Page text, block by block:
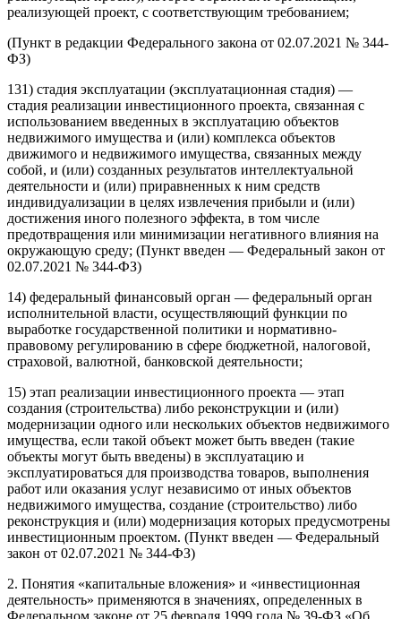
реализующей проект, с соответствующим требованием;
(Пункт в редакции Федерального закона от 02.07.2021 № 344-
ФЗ)
131) стадия эксплуатации (эксплуатационная стадия) —
стадия реализации инвестиционного проекта, связанная с
использованием введенных в эксплуатацию объектов
недвижимого имущества и (или) комплекса объектов
движимого и недвижимого имущества, связанных между
собой, и (или) созданных результатов интеллектуальной
деятельности и (или) приравненных к ним средств
индивидуализации в целях извлечения прибыли и (или)
достижения иного полезного эффекта, в том числе
предотвращения или минимизации негативного влияния на
окружающую среду; (Пункт введен — Федеральный закон от
02.07.2021 № 344-ФЗ)
14) федеральный финансовый орган — федеральный орган
исполнительной власти, осуществляющий функции по
выработке государственной политики и нормативно-
правовому регулированию в сфере бюджетной, налоговой,
страховой, валютной, банковской деятельности;
15) этап реализации инвестиционного проекта — этап
создания (строительства) либо реконструкции и (или)
модернизации одного или нескольких объектов недвижимого
имущества, если такой объект может быть введен (такие
объекты могут быть введены) в эксплуатацию и
эксплуатироваться для производства товаров, выполнения
работ или оказания услуг независимо от иных объектов
недвижимого имущества, создание (строительство) либо
реконструкция и (или) модернизация которых предусмотрены
инвестиционным проектом. (Пункт введен — Федеральный
закон от 02.07.2021 № 344-ФЗ)
2. Понятия «капитальные вложения» и «инвестиционная
деятельность» применяются в значениях, определенных в
Федеральном законе от 25 февраля 1999 года № 39-ФЗ «Об